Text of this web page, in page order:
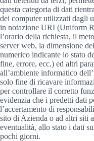
questa categoria di dati
dei computer utilizzati dagli
in notazione URI (Uniform
l’orario della richiesta, il
server web, la dimensione
numerico indicante lo stato
fine, errore, ecc.) ed altri
all’ambiente informatico
solo fine di ricavare
per controllare il corretto
evidenzia che i predetti dati
l’accertamento di
sito di Azienda o ad altri siti
eventualità, allo stato i dati
pochi giorni.